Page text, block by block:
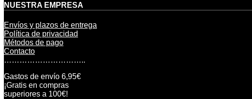
NUESTRA EMPRESA
Envíos y plazos de entrega
Política de privacidad
Métodos de pago
Contacto
…………………………..
Gastos de envío 6,95€
¡Gratis en compras
superiores a 100€!